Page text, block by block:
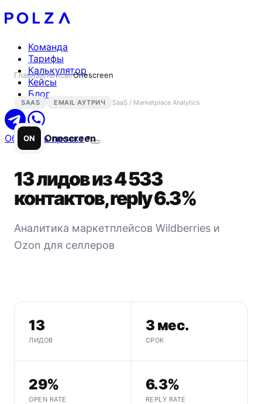
Команда
Тарифы
Калькулятор
Кейсы
Блог
Обсудить проект
Главная/Кейсы/Onescreen
SAAS EMAIL АУТРИЧ SaaS / Marketplace Analytics
ON Onescreen
13 лидов из 4 533
контактов, reply 6.3%
Аналитика маркетплейсов Wildberries и
Ozon для селлеров
13
ЛИДОВ
3 мес.
СРОК
29%
OPEN RATE
6.3%
REPLY RATE